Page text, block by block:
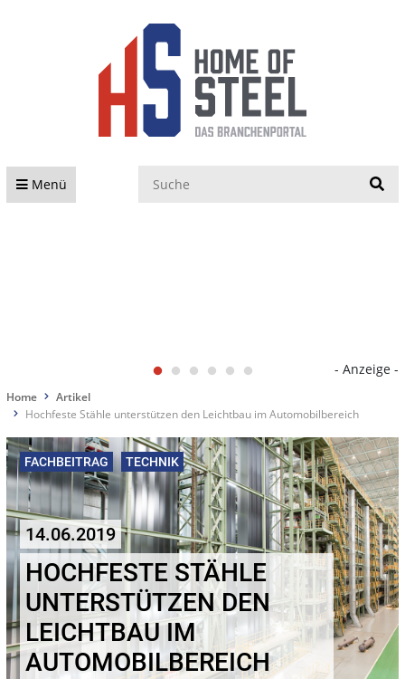
Menü
- Anzeige -
Home
Artikel
Hochfeste Stähle unterstützen den Leichtbau im Automobilbereich
FACHBEITRAG TECHNIK
14.06.2019
HOCHFESTE STÄHLE
UNTERSTÜTZEN DEN
LEICHTBAU IM
AUTOMOBILBEREICH